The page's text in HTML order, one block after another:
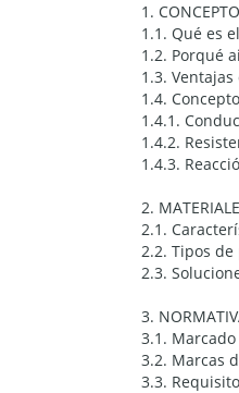
1.
1.1. Qué es
1.2. Porqué
1.3.
1.4.
1.4.1.
1.4.2.
1.4.3.
2.
2.1.
2.2. Tipos
2.3.
3.
3.1.
3.2. Marcas
3.3.